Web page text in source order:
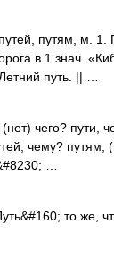
путям, м. 1.
в 1 знач.
путь. || …
чего? пути,
чему? путям,
…
то же,